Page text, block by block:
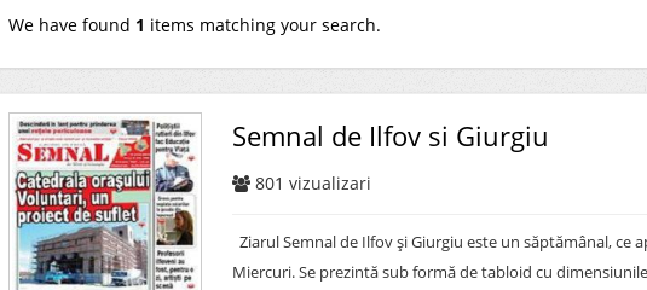
We have found 1 items matching your search.
Semnal de Ilfov si Giurgiu
801 vizualizari
Ziarul Semnal de Ilfov şi Giurgiu este un săptămânal, ce
Miercuri. Se prezintă sub formă de tabloid cu